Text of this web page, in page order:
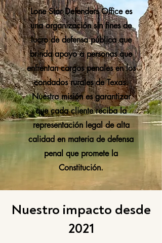
Lone Star Defenders Office es
una organización sin fines de
lucro de defensa pública que
brinda apoyo a personas que
enfrentan cargos penales en los
condados rurales de Texas.
Nuestra misión es garantizar
que cada cliente reciba la
representación legal de alta
calidad en materia de defensa
penal que promete la
Constitución.
Nuestro impacto desde
2021